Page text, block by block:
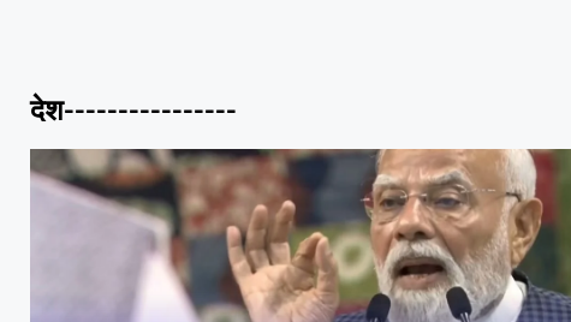
देश----------------